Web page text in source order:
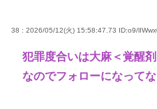
38 : 2026/05/12(火) 15:58:47.73 ID:o9/
犯罪度合いは大麻＜覚醒
なのでフォローになって